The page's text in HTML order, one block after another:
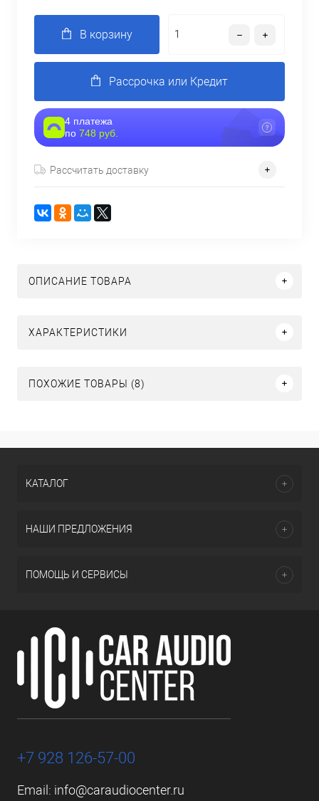
В корзину
Рассрочка или Кредит
4 платежа
по 748 руб.
Рассчитать доставку
ОПИСАНИЕ ТОВАРА
ХАРАКТЕРИСТИКИ
ПОХОЖИЕ ТОВАРЫ (8)
КАТАЛОГ
НАШИ ПРЕДЛОЖЕНИЯ
ПОМОЩЬ И СЕРВИСЫ
+7 928 126-57-00
Email: info@caraudiocenter.ru